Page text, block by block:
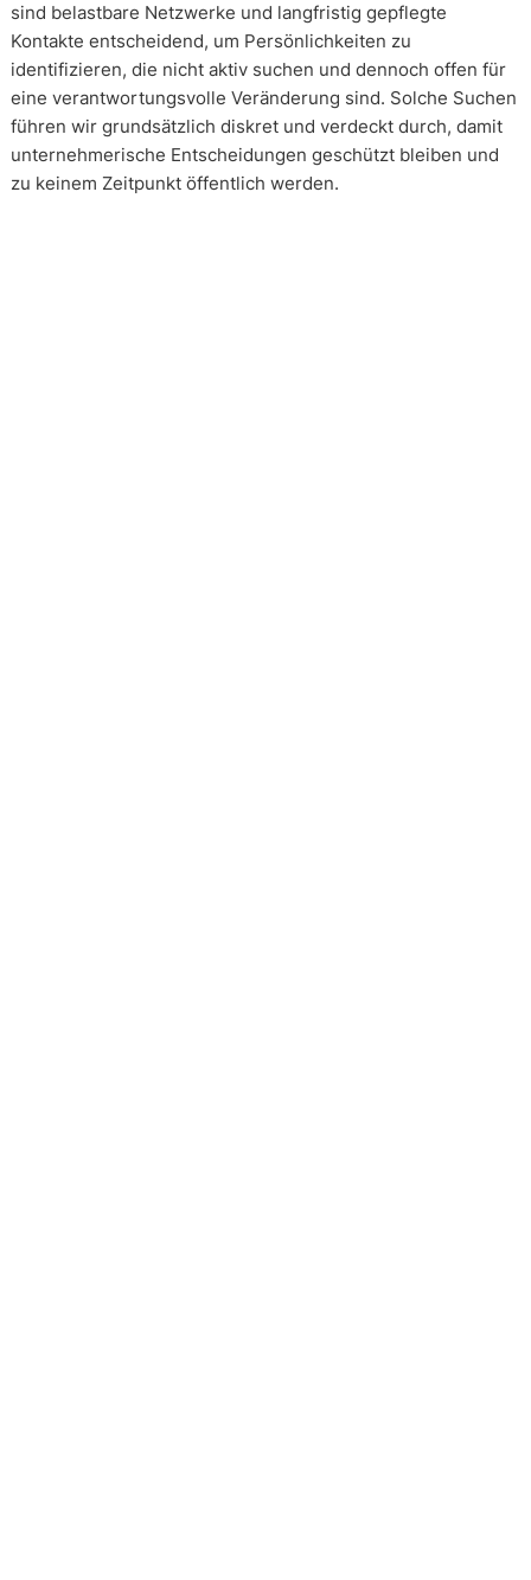
sind belastbare Netzwerke und langfristig gepflegte
Kontakte entscheidend, um Persönlichkeiten zu
identifizieren, die nicht aktiv suchen und dennoch offen für
eine verantwortungsvolle Veränderung sind. Solche Suchen
führen wir grundsätzlich diskret und verdeckt durch, damit
unternehmerische Entscheidungen geschützt bleiben und
zu keinem Zeitpunkt öffentlich werden.